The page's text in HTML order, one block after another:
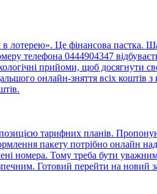
лотерею». Це фінансова пастка.
телефона 0444904347
прийоми, щоб досягнути
онлайн-зняття всіх
тарифних планів.
пакету потрібно онлайн
номера. Тому треба бути
Готовий перейти на новий